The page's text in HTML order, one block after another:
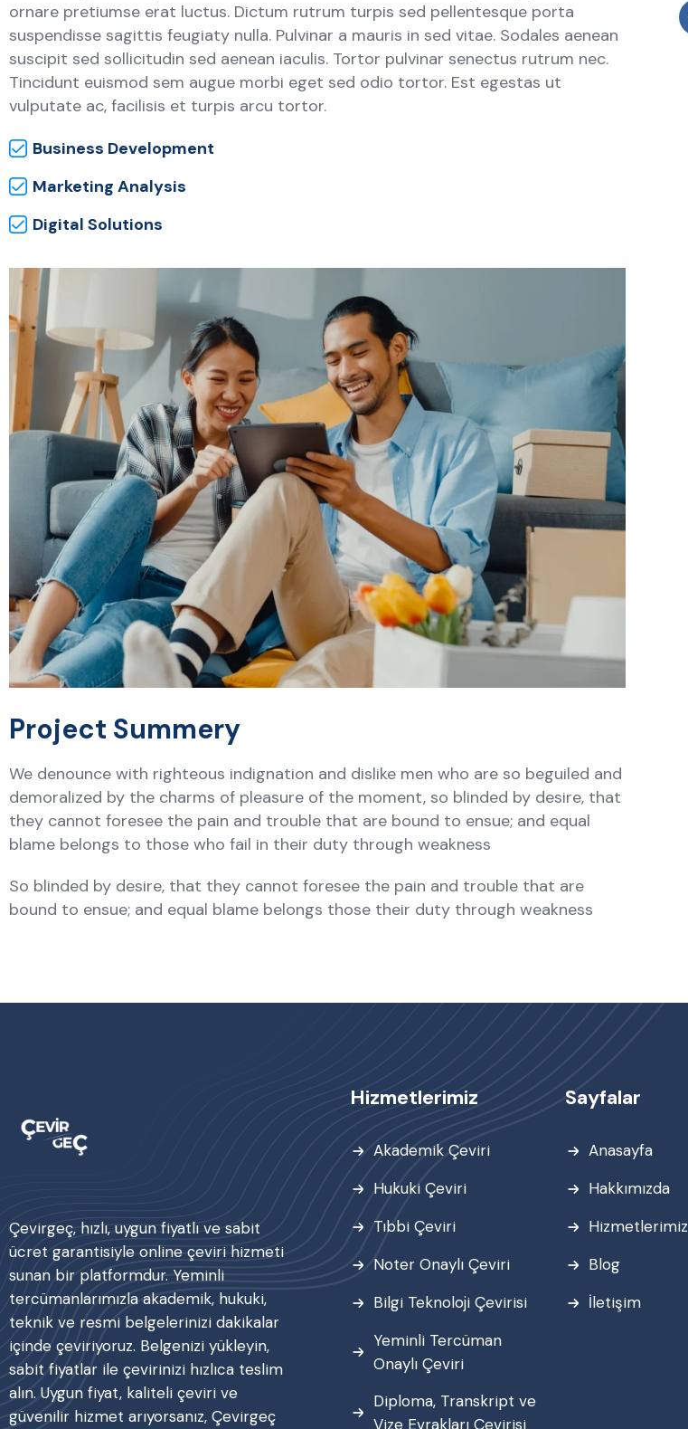
ornare pretiumse erat luctus. Dictum rutrum turpis sed pellentesque porta
suspendisse sagittis feugiaty nulla. Pulvinar a mauris in sed vitae. Sodales aenean
suscipit sed sollicitudin sed aenean iaculis. Tortor pulvinar senectus rutrum nec.
Tincidunt euismod sem augue morbi eget sed odio tortor. Est egestas ut
vulputate ac, facilisis et turpis arcu tortor.
Business Development
Marketing Analysis
Digital Solutions
Project Summery
We denounce with righteous indignation and dislike men who are so beguiled and
demoralized by the charms of pleasure of the moment, so blinded by desire, that
they cannot foresee the pain and trouble that are bound to ensue; and equal
blame belongs to those who fail in their duty through weakness
So blinded by desire, that they cannot foresee the pain and trouble that are
bound to ensue; and equal blame belongs those their duty through weakness
Çevirgeç, hızlı, uygun fiyatlı ve sabit
ücret garantisiyle online çeviri hizmeti
sunan bir platformdur. Yeminli
tercümanlarımızla akademik, hukuki,
teknik ve resmi belgelerinizi dakikalar
içinde çeviriyoruz. Belgenizi yükleyin,
sabit fiyatlar ile çevirinizi hızlıca teslim
alın. Uygun fiyat, kaliteli çeviri ve
güvenilir hizmet arıyorsanız, Çevirgeç
Hizmetlerimiz
Akademik Çeviri
Hukuki Çeviri
Tıbbi Çeviri
Noter Onaylı Çeviri
Bilgi Teknoloji Çevirisi
Yeminli Tercüman
Onaylı Çeviri
Diploma, Transkript ve
Vize Evrakları Çevirisi
Sayfalar
Anasayfa
Hakkımızda
Hizmetlerimiz
Blog
İletişim